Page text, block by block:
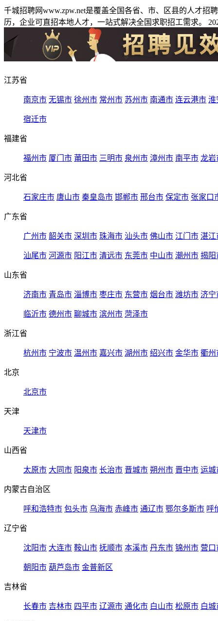
千城招聘网www.zpw.net是覆盖全国各省、市、区县的人才
历，企业可直招本地人才，一站式解决全国求职招工需求。
江苏省
南京市 无锡市 徐州市 常州市 苏州市 南通市 连云港市 淮
宿迁市
福建省
福州市 厦门市 莆田市 三明市 泉州市 漳州市 南平市 龙岩
河北省
石家庄市 唐山市 秦皇岛市 邯郸市 邢台市 保定市 张家口
广东省
广州市 韶关市 深圳市 珠海市 汕头市 佛山市 江门市 湛江
汕尾市 河源市 阳江市 清远市 东莞市 中山市 潮州市 揭阳
山东省
济南市 青岛市 淄博市 枣庄市 东营市 烟台市 潍坊市 济宁
临沂市 德州市 聊城市 滨州市 菏泽市
浙江省
杭州市 宁波市 温州市 嘉兴市 湖州市 绍兴市 金华市 衢州
北京
北京市
天津
天津市
山西省
太原市 大同市 阳泉市 长治市 晋城市 朔州市 晋中市 运城
内蒙古自治区
呼和浩特市 包头市 乌海市 赤峰市 通辽市 鄂尔多斯市 呼
辽宁省
沈阳市 大连市 鞍山市 抚顺市 本溪市 丹东市 锦州市 营口
朝阳市 葫芦岛市 金普新区
吉林省
长春市 吉林市 四平市 辽源市 通化市 白山市 松原市 白城